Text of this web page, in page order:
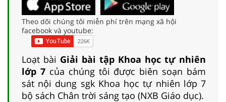
Theo dõi chúng tôi miễn phí trên mạng xã hội
facebook và youtube:
Loạt bài Giải bài tập Khoa học tự nhiên
lớp 7của chúng tôi được biên soạn bám
sát nội dung sgk Khoa học tự nhiên lớp 7
bộ sách Chân trời sáng tạo (NXB Giáo dục).